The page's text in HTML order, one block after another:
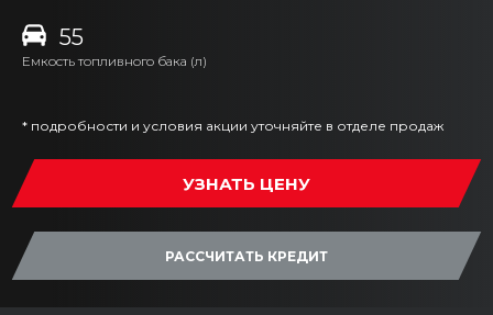
55
Емкость топливного бака (л)
* подробности и условия акции уточняйте в отделе продаж
УЗНАТЬ ЦЕНУ
РАССЧИТАТЬ КРЕДИТ